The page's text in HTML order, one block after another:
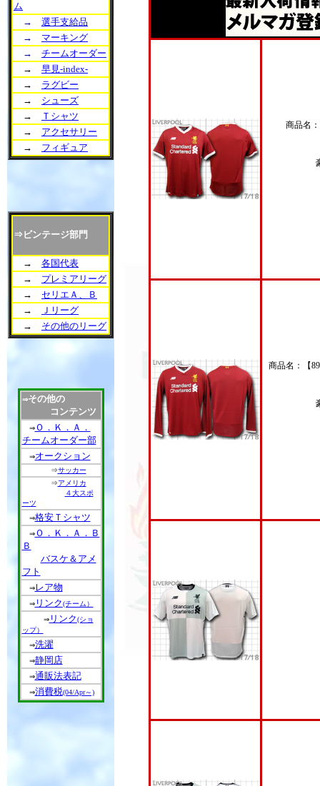
ム
→ 選手支給品
→ マーキング
→ チームオーダー
→ 早見-index-
→ ラグビー
→ シューズ
→
Ｔシャツ
→ アクセサリー
→ フィギュア
⇒ビンテージ部門
→ 各国代表
→ プレミアリーグ
→ セリエＡ、Ｂ
→
Ｊリーグ
→ その他のリーグ
⇒その他の
コンテンツ
⇒Ｏ．Ｋ．Ａ．
チームオーダー部
⇒オークション
⇒サッカー
⇒アメリカ
４大スポ
ーツ
⇒格安Ｔシャツ
⇒Ｏ．Ｋ．Ａ．Ｂ
Ｂ
バスケ＆アメ
フト
⇒レア物
⇒リンク(チーム）
⇒リンク(ショ
ップ）
⇒洗濯
⇒静岡店
⇒通販法表記
⇒消費税(04/Apr～)
商品名
商品名：【